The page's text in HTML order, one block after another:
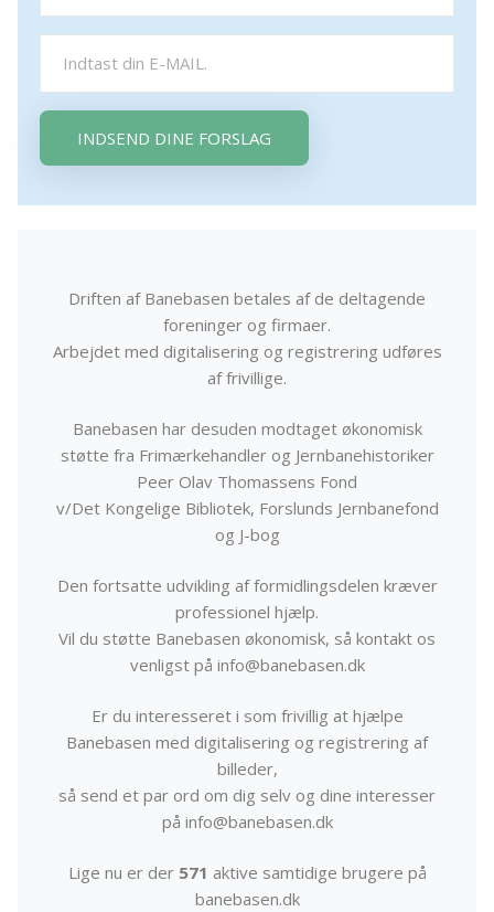
INDSEND DINE FORSLAG
Driften af Banebasen betales af de deltagende
foreninger og firmaer.
Arbejdet med digitalisering og registrering udføres
af frivillige.
Banebasen har desuden modtaget økonomisk
støtte fra Frimærkehandler og Jernbanehistoriker
Peer Olav Thomassens Fond
v/Det Kongelige Bibliotek, Forslunds Jernbanefond
og J-bog
Den fortsatte udvikling af formidlingsdelen kræver
professionel hjælp.
Vil du støtte Banebasen økonomisk, så kontakt os
venligst på info@banebasen.dk
Er du interesseret i som frivillig at hjælpe
Banebasen med digitalisering og registrering af
billeder,
så send et par ord om dig selv og dine interesser
på info@banebasen.dk
Lige nu er der 571 aktive samtidige brugere på
banebasen.dk